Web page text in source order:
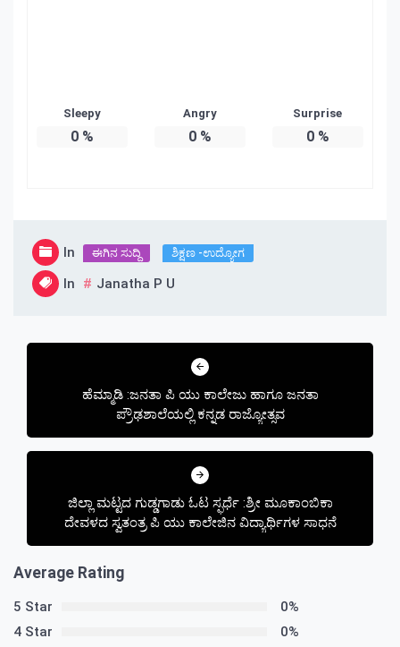
Sleepy
0%
Angry
0%
Surprise
0%
In ಈಗಿನ ಸುದ್ದಿ ಶಿಕ್ಷಣ -ಉದ್ಯೋಗ
In Janatha P U
Post
ಹೆಮ್ಮಾಡಿ :ಜನತಾ ಪಿ ಯು ಕಾಲೇಜು ಹಾಗೂ ಜನತಾ
ಪ್ರೌಢಶಾಲೆಯಲ್ಲಿ ಕನ್ನಡ ರಾಜ್ಯೋತ್ಸವ
ಜಿಲ್ಲಾ ಮಟ್ಟದ ಗುಡ್ಡಗಾಡು ಓಟ ಸ್ಫರ್ಧೆ :ಶ್ರೀ ಮೂಕಾಂಬಿಕಾ
ದೇವಳದ ಸ್ವತಂತ್ರ ಪಿ ಯು ಕಾಲೇಜಿನ ವಿದ್ಯಾರ್ಥಿಗಳ ಸಾಧನೆ
Average Rating
5 Star
0%
4 Star
0%